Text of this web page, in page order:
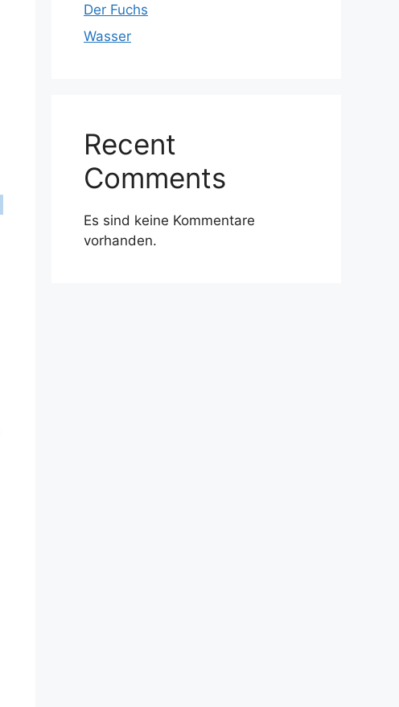
Der Fuchs
Wasser
Recent
Comments
Es sind keine Kommentare
vorhanden.